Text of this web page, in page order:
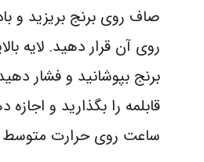
صاف روی برنج بریزید و
روی آن قرار دهید. لایه
برنج بپوشانید و فشار
قابلمه را بگذارید و
ساعت روی حرارت متوسط